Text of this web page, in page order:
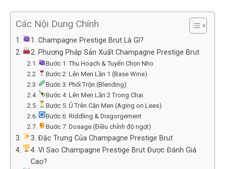
Các Nội Dung Chính
1. Champagne Prestige Brut Là Gì?
2. Phương Pháp Sản Xuất Champagne Prestige Brut
Bước 1: Thu Hoạch & Tuyển Chọn Nho
Bước 2: Lên Men Lần 1 (Base Wine)
Bước 3: Phối Trộn (Blending)
Bước 4: Lên Men Lần 2 Trong Chai
Bước 5: Ủ Trên Cặn Men (Aging on Lees)
Bước 6: Riddling & Disgorgement
Bước 7: Dosage (Điều chỉnh độ ngọt)
3. Đặc Trưng Của Champagne Prestige Brut
4. Vì Sao Champagne Prestige Brut Được Đánh Giá
Cao?